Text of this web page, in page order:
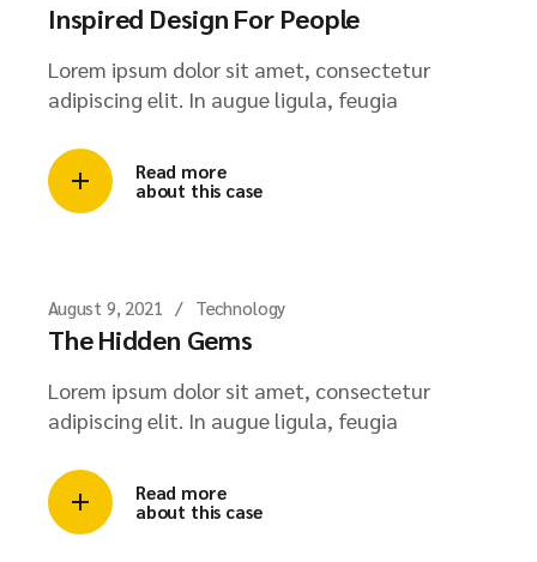
Inspired Design For People
Lorem ipsum dolor sit amet, consectetur
adipiscing elit. In augue ligula, feugia
Read more
about this case
August 9, 2021 Technology
The Hidden Gems
Lorem ipsum dolor sit amet, consectetur
adipiscing elit. In augue ligula, feugia
Read more
about this case